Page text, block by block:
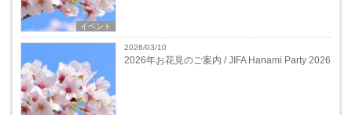
イベント
2026/03/10
2026年お花見のご案内 / JIFA Hanami Party 2026